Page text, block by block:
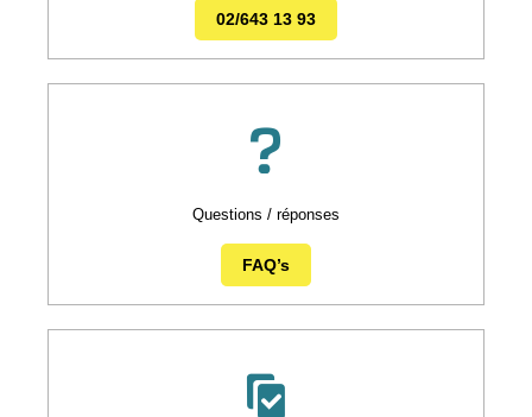
02/643 13 93
Questions / réponses
FAQ’s